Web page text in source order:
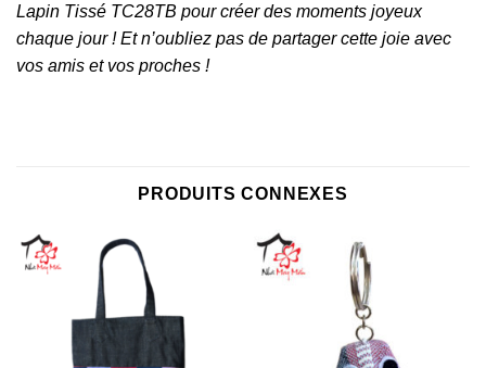
Lapin Tissé TC28TB pour créer des moments joyeux
chaque jour ! Et n’oubliez pas de partager cette joie avec
vos amis et vos proches !
PRODUITS CONNEXES